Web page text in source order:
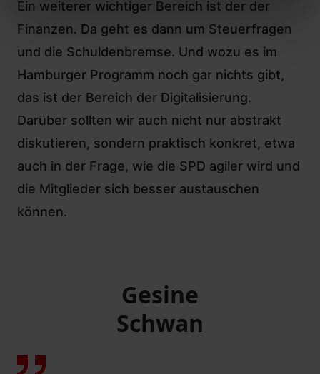
Ein weiterer wichtiger Bereich ist der der
Finanzen. Da geht es dann um Steuerfragen
und die Schuldenbremse. Und wozu es im
Hamburger Programm noch gar nichts gibt,
das ist der Bereich der Digitalisierung.
Darüber sollten wir auch nicht nur abstrakt
diskutieren, sondern praktisch konkret, etwa
auch in der Frage, wie die SPD agiler wird und
die Mitglieder sich besser austauschen
können.
Gesine
Schwan